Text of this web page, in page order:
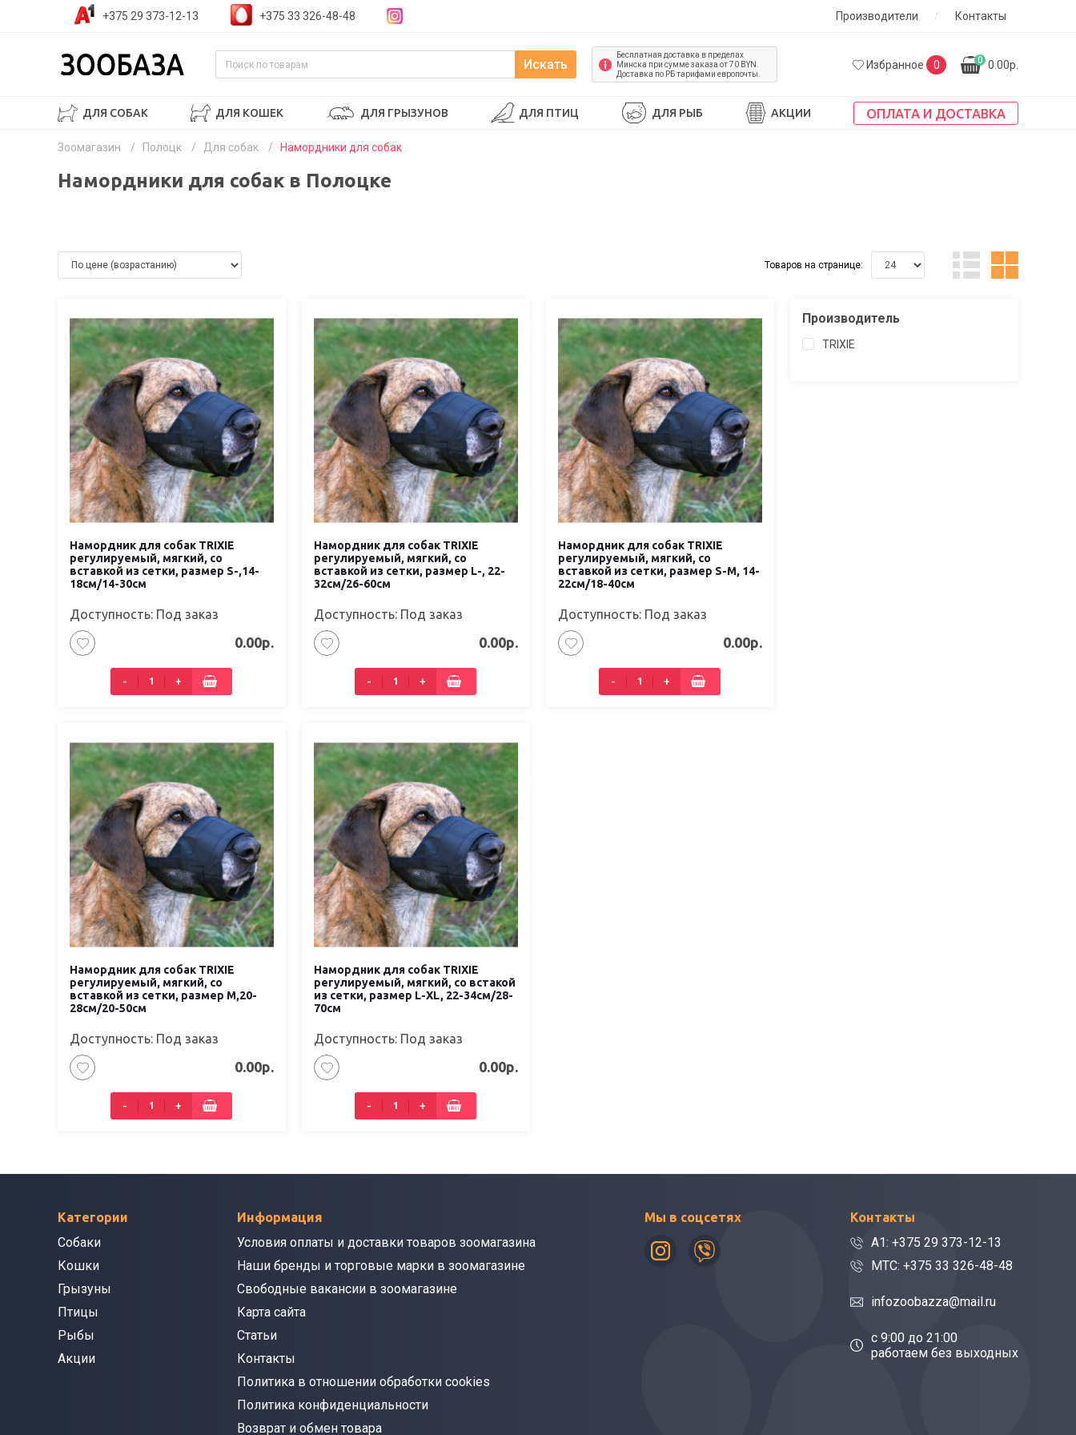
+375 29 373-12-13 +375 33 326-48-48 Производители / Контакты
Искать
Бесплатная доставка в пределах
Минска при сумме заказа от 70 BYN.
Доставка по РБ тарифами европочты.
Избранное 0 0 0.00р.
ДЛЯ СОБАК ДЛЯ КОШЕК ДЛЯ ГРЫЗУНОВ ДЛЯ ПТИЦ ДЛЯ РЫБ АКЦИИ ОПЛАТА И ДОСТАВКА
Зоомагазин / Полоцк / Для собак / Намордники для собак
Намордники для собак в Полоцке
Товаров на странице:
Намордник для собак TRIXIE
регулируемый, мягкий, со
вставкой из сетки, размер S-,14-
18см/14-30см
Доступность: Под заказ
0.00р.
- +
Намордник для собак TRIXIE
регулируемый, мягкий, со
вставкой из сетки, размер L-, 22-
32см/26-60см
Доступность: Под заказ
0.00р.
- +
Намордник для собак TRIXIE
регулируемый, мягкий, со
вставкой из сетки, размер S-M, 14-
22см/18-40см
Доступность: Под заказ
0.00р.
- +
Намордник для собак TRIXIE
регулируемый, мягкий, со
вставкой из сетки, размер М,20-
28см/20-50см
Доступность: Под заказ
0.00р.
- +
Намордник для собак TRIXIE
регулируемый, мягкий, со встакой
из сетки, размер L-XL, 22-34см/28-
70см
Доступность: Под заказ
0.00р.
- +
Производитель
TRIXIE
Категории
Собаки
Кошки
Грызуны
Птицы
Рыбы
Акции
Информация
Условия оплаты и доставки товаров зоомагазина
Наши бренды и торговые марки в зоомагазине
Свободные вакансии в зоомагазине
Карта сайта
Статьи
Контакты
Политика в отношении обработки cookies
Политика конфиденциальности
Возврат и обмен товара
Мы в соцсетях Контакты
A1: +375 29 373-12-13
МТС: +375 33 326-48-48
infozoobazza@mail.ru
c 9:00 до 21:00
работаем без выходных